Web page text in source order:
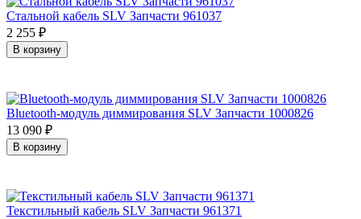
Стальной кабель SLV Запчасти 961037
2 255 ₽
В корзину
Bluetooth-модуль диммирования SLV Запчасти 1000826
13 090 ₽
В корзину
Текстильный кабель SLV Запчасти 961371